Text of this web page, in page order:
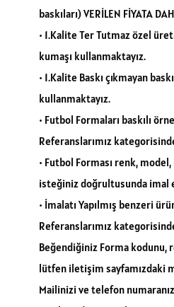
baskıları) VERİLEN FİYATA
• 1.Kalite Ter Tutmaz özel
kumaşı kullanmaktayız.
• 1.Kalite Baskı çıkmayan
kullanmaktayız.
• Futbol Formaları baskılı
Referanslarımız
• Futbol Forması renk,
isteğiniz doğrultusunda imal
• İmalatı Yapılmış benzeri
Referanslarımız
Beğendiğiniz Forma
lütfen iletişim sayfamızdaki
Mailinizi ve telefon